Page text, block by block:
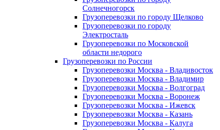
Солнечногорск
Грузоперевозки по городу Щелково
Грузоперевозки по городу
Электросталь
Грузоперевозки по Московской
области недорого
Грузоперевозки по России
Грузоперевозки Москва - Владивосток
Грузоперевозки Москва - Владимир
Грузоперевозки Москва - Волгоград
Грузоперевозки Москва - Воронеж
Грузоперевозки Москва - Ижевск
Грузоперевозки Москва - Казань
Грузоперевозки Москва - Калуга